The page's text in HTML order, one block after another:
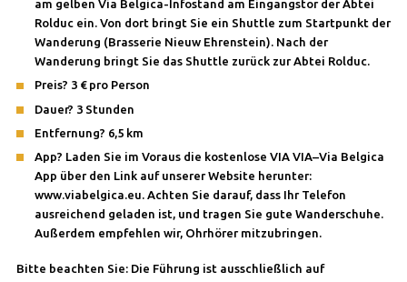
am gelben Via Belgica-Infostand am Eingangstor der Abtei
Rolduc ein. Von dort bringt Sie ein Shuttle zum Startpunkt der
Wanderung (Brasserie Nieuw Ehrenstein). Nach der
Wanderung bringt Sie das Shuttle zurück zur Abtei Rolduc.
Preis? 3 € pro Person
Dauer? 3 Stunden
Entfernung? 6,5 km
App? Laden Sie im Voraus die kostenlose VIA VIA–Via Belgica
App über den Link auf unserer Website herunter:
www.viabelgica.eu. Achten Sie darauf, dass Ihr Telefon
ausreichend geladen ist, und tragen Sie gute Wanderschuhe.
Außerdem empfehlen wir, Ohrhörer mitzubringen.
Bitte beachten Sie: Die Führung ist ausschließlich auf